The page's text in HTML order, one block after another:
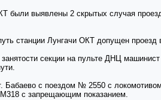
были выявлены 2 скрытых случая
станции Лунгачи ОКТ допущен
секции на пульте ДНЦ
Бабаево с поездом № 2550 с
с запрещающим показанием.